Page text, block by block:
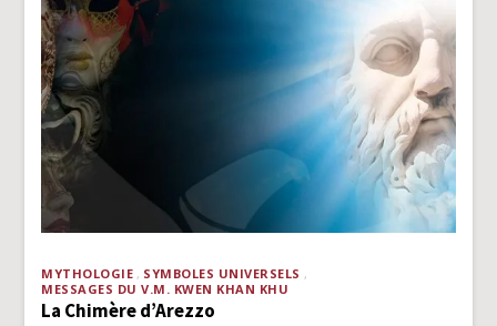
MYTHOLOGIE
SYMBOLES UNIVERSELS
MESSAGES DU V.M. KWEN KHAN KHU
La Chimère d’Arezzo